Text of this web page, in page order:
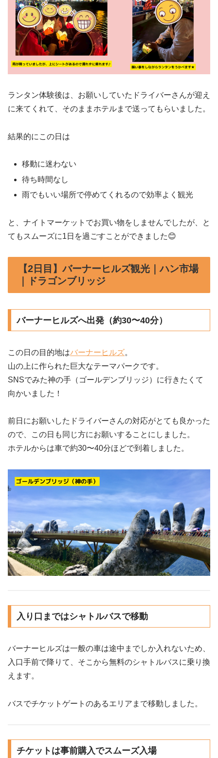
ランタン体験後は、お願いしていたドライバーさんが迎え
に来てくれて、そのままホテルまで送ってもらいました。
結果的にこの日は
移動に迷わない
待ち時間なし
雨でもいい場所で停めてくれるので効率よく観光
と、ナイトマーケットでお買い物をしませんでしたが、と
てもスムーズに1日を過ごすことができました😊
【2日目】バーナーヒルズ観光｜ハン市場
｜ドラゴンブリッジ
バーナーヒルズへ出発（約30〜40分）
この日の目的地はバーナーヒルズ。
山の上に作られた巨大なテーマパークです。
SNSでみた神の手（ゴールデンブリッジ）に行きたくて
向かいました！
前日にお願いしたドライバーさんの対応がとても良かった
ので、この日も同じ方にお願いすることにしました。
ホテルからは車で約30〜40分ほどで到着しました。
入り口まではシャトルバスで移動
バーナーヒルズは一般の車は途中までしか入れないため、
入口手前で降りて、そこから無料のシャトルバスに乗り換
えます。
バスでチケットゲートのあるエリアまで移動しました。
チケットは事前購入でスムーズ入場